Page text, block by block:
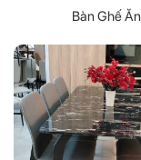
Bàn Ghế Ăn